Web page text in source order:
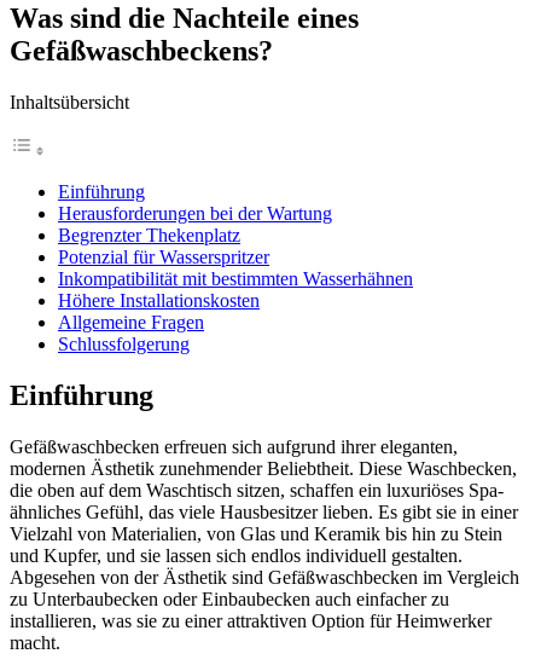
Was sind die Nachteile eines
Gefäßwaschbeckens?
Inhaltsübersicht
Einführung
Herausforderungen bei der Wartung
Begrenzter Thekenplatz
Potenzial für Wasserspritzer
Inkompatibilität mit bestimmten Wasserhähnen
Höhere Installationskosten
Allgemeine Fragen
Schlussfolgerung
Einführung
Gefäßwaschbecken erfreuen sich aufgrund ihrer eleganten,
modernen Ästhetik zunehmender Beliebtheit. Diese Waschbecken,
die oben auf dem Waschtisch sitzen, schaffen ein luxuriöses Spa-
ähnliches Gefühl, das viele Hausbesitzer lieben. Es gibt sie in einer
Vielzahl von Materialien, von Glas und Keramik bis hin zu Stein
und Kupfer, und sie lassen sich endlos individuell gestalten.
Abgesehen von der Ästhetik sind Gefäßwaschbecken im Vergleich
zu Unterbaubecken oder Einbaubecken auch einfacher zu
installieren, was sie zu einer attraktiven Option für Heimwerker
macht.